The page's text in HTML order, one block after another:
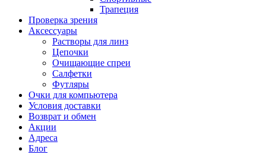
Трапеция
Проверка зрения
Аксессуары
Растворы для линз
Цепочки
Очищающие спреи
Салфетки
Футляры
Очки для компьютера
Условия доставки
Возврат и обмен
Акции
Адреса
Блог